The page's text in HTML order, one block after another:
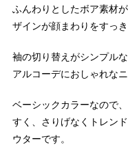
ふんわりとしたボア素材
ザインが顔まわりをすっ
袖の切り替えがシンプル
アルコーデにおしゃれな
ベーシックカラーなので
すく、さりげなくトレン
ウターです。